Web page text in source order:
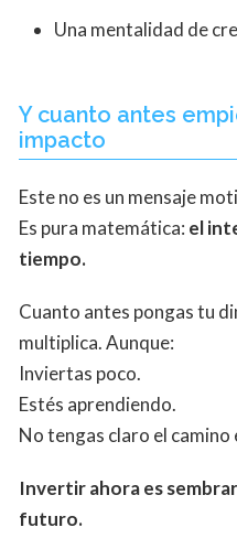
Una mentalidad de
Y cuanto antes
impacto
Este no es un mensaje
Es pura matemática: el
tiempo.
Cuanto antes pongas tu
multiplica. Aunque:
Inviertas poco.
Estés aprendiendo.
No tengas claro el camino
Invertir ahora es
futuro.